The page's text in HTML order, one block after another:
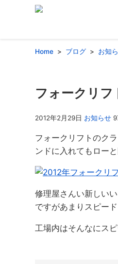
Home ブログ お知
フォークリフ
2012年2月29日 お知らせ
フォークリフトのク
ンドに入れてもロー
修理屋さんい新しい
ですがあまりスピー
工場内はそんなにス